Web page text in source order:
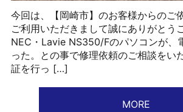
今回は、【岡崎市】のお客様からのご
ご利用いただきまして誠にありがとう
NEC・Lavie NS350/Fのパソコンが、
った。との事で修理依頼のご相談をい
証を行っ […]
MORE